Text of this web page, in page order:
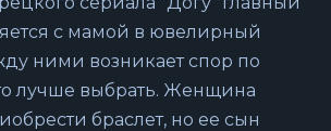
с мамой в ювелирный
ними возникает спор по
лучше выбрать. Женщина
браслет, но ее сын